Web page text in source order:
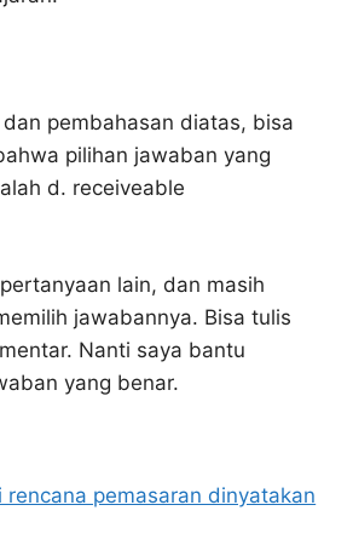
pembahasan diatas, bisa
pilihan jawaban yang
d. receiveable
lain, dan masih
jawabannya. Bisa tulis
Nanti saya bantu
yang benar.
rencana pemasaran dinyatakan